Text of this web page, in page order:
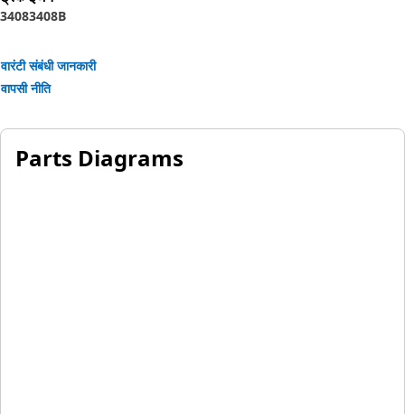
34083408B
वारंटी संबंधी जानकारी
वापसी नीति
Parts Diagrams